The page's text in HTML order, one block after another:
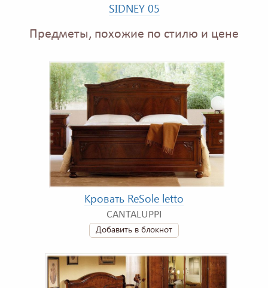
SIDNEY 05
Предметы, похожие по стилю и цене
Кровать ReSole letto
CANTALUPPI
Добавить в блокнот